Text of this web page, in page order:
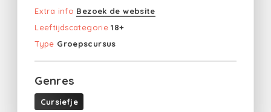
Extra info Bezoek de website
Leeftijdscategorie 18+
Type Groepscursus
Genres
Cursiefje